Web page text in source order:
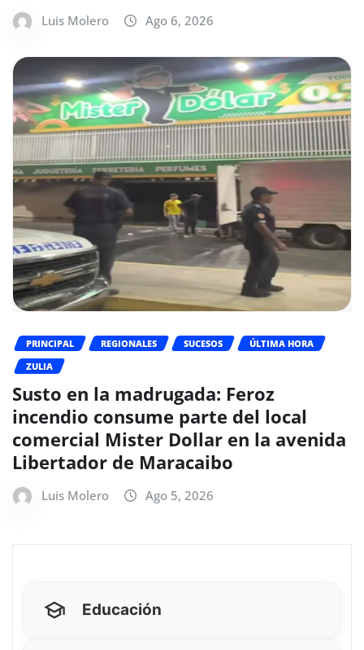
Luis Molero Ago 6, 2026
PRINCIPAL REGIONALES SUCESOS
ÚLTIMA HORA
ZULIA
Susto en la madrugada: Feroz
incendio consume parte del local
comercial Mister Dollar en la avenida
Libertador de Maracaibo
Luis Molero Ago 5, 2026
Educación